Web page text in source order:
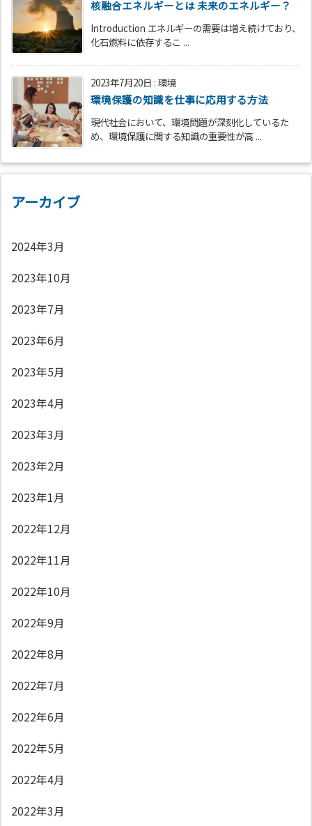
核融合エネルギーとは 未来のエネルギー？
Introduction エネルギーの需要は増え続けており、
化石燃料に依存するこ ...
2023年7月20日 : 環境
環境保護の知識を仕事に応用する方法
現代社会において、環境問題が深刻化しているた
め、環境保護に関する知識の重要性が高 ...
アーカイブ
2024年3月
2023年10月
2023年7月
2023年6月
2023年5月
2023年4月
2023年3月
2023年2月
2023年1月
2022年12月
2022年11月
2022年10月
2022年9月
2022年8月
2022年7月
2022年6月
2022年5月
2022年4月
2022年3月